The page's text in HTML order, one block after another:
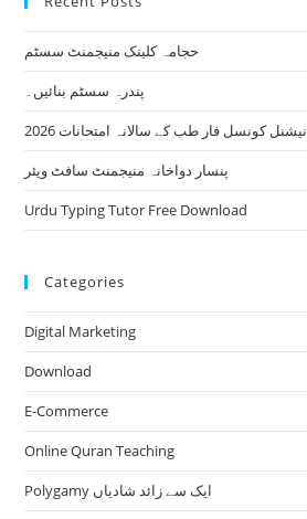
حجامہ کلینک منیجمنٹ سسٹم
پندرہ سسٹم بنائیں۔
نیشنل کونسل فار طب کے سالانہ امتحانات 2026
پنسار دواخانہ منیجمنٹ سافٹ ویئر
Urdu Typing Tutor Free Download
Categories
Digital Marketing
Download
E-Commerce
Online Quran Teaching
Polygamy ایک سے زائد شادیاں